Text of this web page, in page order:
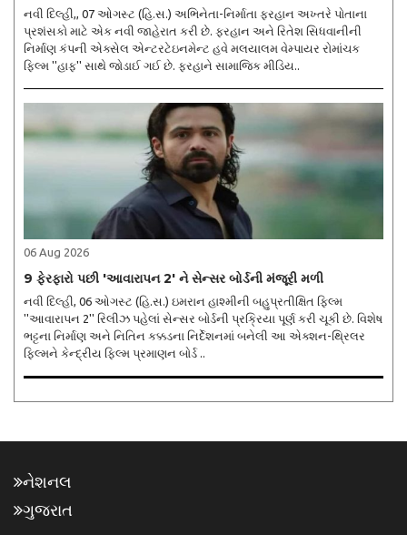
નવી દિલ્હી,, 07 ઓગસ્ટ (હિ.સ.) અભિનેતા-નિર્માતા ફરહાન અખ્તરે પોતાના
પ્રશંસકો માટે એક નવી જાહેરાત કરી છે. ફરહાન અને રિતેશ સિધવાનીની
નિર્માણ કંપની એક્સેલ એન્ટરટેઇનમેન્ટ હવે મલયાલમ વેમ્પાયર રોમાંચક
ફિલ્મ ''હાફ'' સાથે જોડાઈ ગઈ છે. ફરહાને સામાજિક મીડિય..
06 Aug 2026
9 ફેરફારો પછી 'આવારાપન 2' ને સેન્સર બોર્ડની મંજૂરી મળી
નવી દિલ્હી, 06 ઓગસ્ટ (હિ.સ.) ઇમરાન હાશ્મીની બહુપ્રતીક્ષિત ફિલ્મ
''આવારાપન 2'' રિલીઝ પહેલાં સેન્સર બોર્ડની પ્રક્રિયા પૂર્ણ કરી ચૂકી છે. વિશેષ
ભટ્ટના નિર્માણ અને નિતિન કક્કડના નિર્દેશનમાં બનેલી આ એક્શન-થ્રિલર
ફિલ્મને કેન્દ્રીય ફિલ્મ પ્રમાણન બોર્ડ ..
નેશનલ
ગુજરાત